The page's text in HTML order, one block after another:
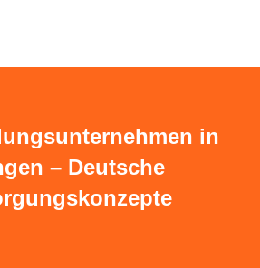
in
– Deutsche